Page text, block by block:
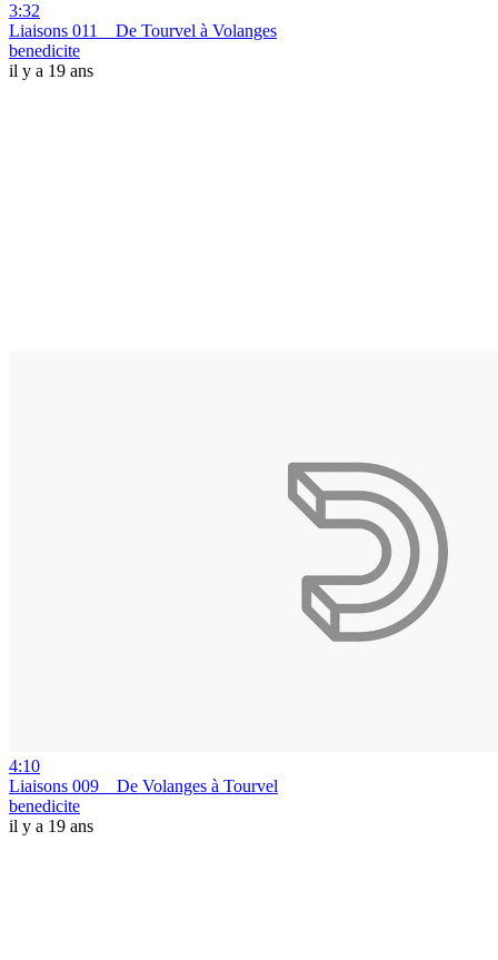
3:32
Liaisons 011 _ De Tourvel à Volanges
benedicite
il y a 19 ans
4:10
Liaisons 009 _ De Volanges à Tourvel
benedicite
il y a 19 ans